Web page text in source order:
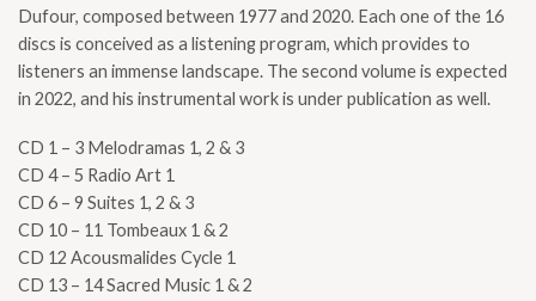
Dufour, composed between 1977 and 2020. Each one of the 16
discs is conceived as a listening program, which provides to
listeners an immense landscape. The second volume is expected
in 2022, and his instrumental work is under publication as well.
CD 1 – 3 Melodramas 1, 2 & 3
CD 4 – 5 Radio Art 1
CD 6 – 9 Suites 1, 2 & 3
CD 10 – 11 Tombeaux 1 & 2
CD 12 Acousmalides Cycle 1
CD 13 – 14 Sacred Music 1 & 2